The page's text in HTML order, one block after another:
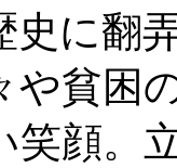
史に翻
や貧困
笑顔。